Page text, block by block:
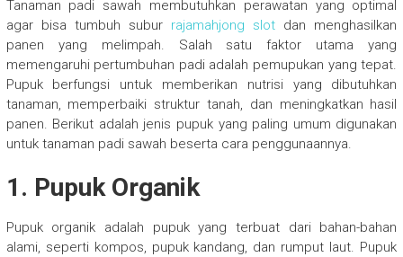
Tanaman padi sawah membutuhkan perawatan yang optimal
agar bisa tumbuh subur rajamahjong slot dan menghasilkan
panen yang melimpah. Salah satu faktor utama yang
memengaruhi pertumbuhan padi adalah pemupukan yang tepat.
Pupuk berfungsi untuk memberikan nutrisi yang dibutuhkan
tanaman, memperbaiki struktur tanah, dan meningkatkan hasil
panen. Berikut adalah jenis pupuk yang paling umum digunakan
untuk tanaman padi sawah beserta cara penggunaannya.
1. Pupuk Organik
Pupuk organik adalah pupuk yang terbuat dari bahan-bahan
alami, seperti kompos, pupuk kandang, dan rumput laut. Pupuk